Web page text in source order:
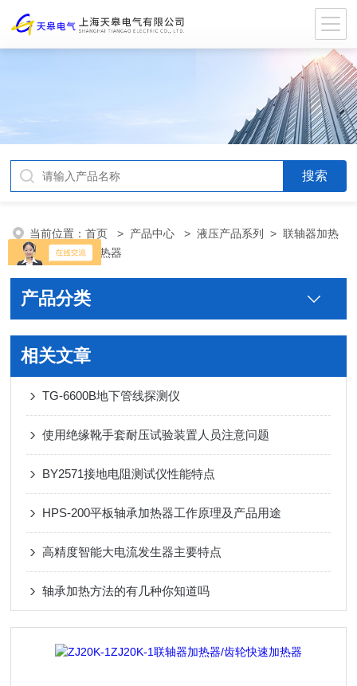
当前位置：首页 > 产品中心 >液压产品系列 >联轴器加热
器/齿轮快速加热器
产品分类
相关文章
TG-6600B地下管线探测仪
使用绝缘靴手套耐压试验装置人员注意问题
BY2571接地电阻测试仪性能特点
HPS-200平板轴承加热器工作原理及产品用途
高精度智能大电流发生器主要特点
轴承加热方法的有几种你知道吗